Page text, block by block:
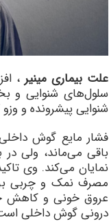
علت بیماری مینیر،
سلول‌های شنوایی و
شنوایی پیشرونده و
فشار مایع گوش
باقی می‌ماند، ولی در
نمایان می‌کند. وی
مصرف نمک و چربی بر
عروق خونی و کاهش
درونی گوش داخلی